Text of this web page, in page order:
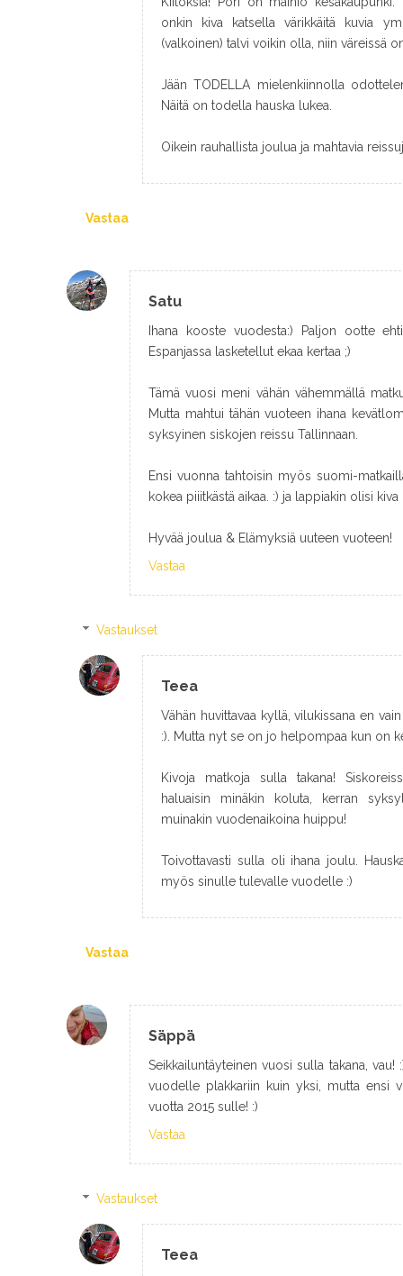
onkin kiva katsella värikkäitä kuvia
(valkoinen) talvi voikin olla, niin väreissä
Jään TODELLA mielenkiinnolla
Näitä on todella hauska lukea.
Oikein rauhallista joulua ja mahtavia
Vastaa
Satu
Ihana kooste vuodesta:) Paljon ootte
Espanjassa lasketellut ekaa kertaa ;)
Tämä vuosi meni vähän vähemmällä
Mutta mahtui tähän vuoteen ihana
syksyinen siskojen reissu Tallinnaan.
Ensi vuonna tahtoisin myös suomi-
kokea piiitkästä aikaa. :) ja lappiakin olisi kiva
Hyvää joulua & Elämyksiä uuteen vuoteen!
Vastaa
Vastaukset
Teea
Vähän huvittavaa kyllä, vilukissana en
:). Mutta nyt se on jo helpompaa kun on
Kivoja matkoja sulla takana!
haluaisin minäkin koluta, kerran
muinakin vuodenaikoina huippu!
Toivottavasti sulla oli ihana joulu.
myös sinulle tulevalle vuodelle :)
Vastaa
Säppä
Seikkailuntäyteinen vuosi sulla takana,
vuodelle plakkariin kuin yksi, mutta ensi
vuotta 2015 sulle! :)
Vastaa
Vastaukset
Teea